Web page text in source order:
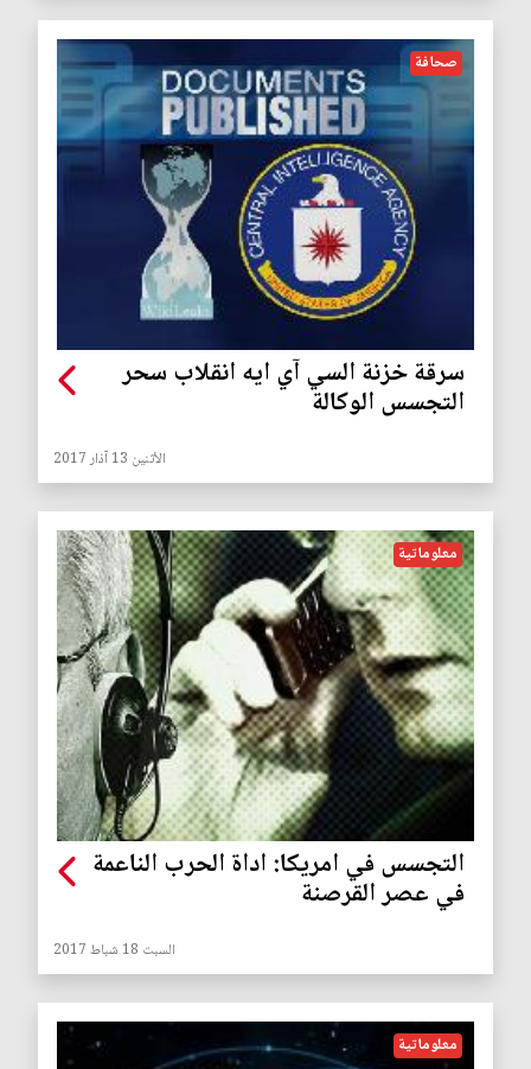
صحافة
سرقة خزنة السي آي ايه انقلاب سحر
التجسس الوكالة
الأثنين 13 آذار 2017
معلوماتية
التجسس في امريكا: اداة الحرب الناعمة
في عصر القرصنة
السبت 18 شباط 2017
معلوماتية